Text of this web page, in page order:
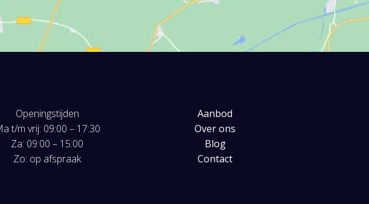
Openingstijden
t/m vrij: 09:00 – 17:30
Za: 09:00 – 15:00
Zo: op afspraak
Aanbod
Over ons
Blog
Contact